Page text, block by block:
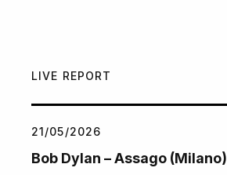
LIVE REPORT
21/05/2026
Bob Dylan – Assago (Milano)